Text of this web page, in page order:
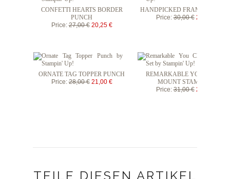
CONFETTI HEARTS BORDER
PUNCH
Price:27,00 € 20,25 €
HANDPICKED FRAMELITS
Price:30,00 € 22,50 €
ORNATE TAG TOPPER PUNCH
Price:28,00 € 21,00 €
REMARKABLE YOU CLEAR-
MOUNT STAMP SET
Price:31,00 € 23,25 €
TEILE DIESEN ARTIKEL